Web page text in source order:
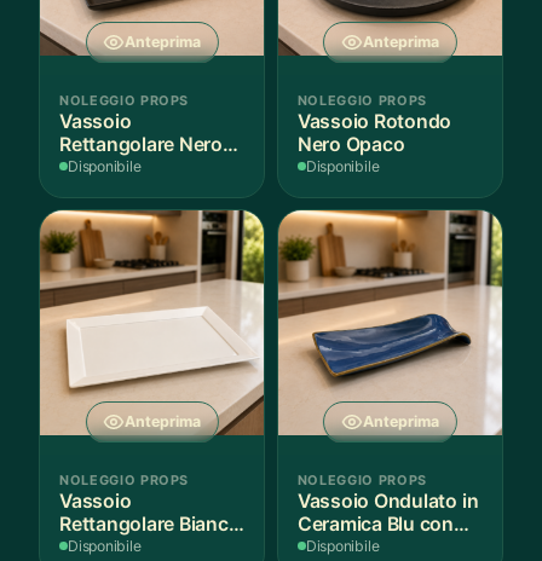
Anteprima
NOLEGGIO PROPS
Vassoio
Rettangolare Nero
Opaco
Disponibile
Anteprima
NOLEGGIO PROPS
Vassoio Rotondo
Nero Opaco
Disponibile
Anteprima
NOLEGGIO PROPS
Vassoio
Rettangolare Bianco
per Scenografie
Disponibile
Anteprima
NOLEGGIO PROPS
Vassoio Ondulato in
Ceramica Blu con
Bordo Dorato
Disponibile